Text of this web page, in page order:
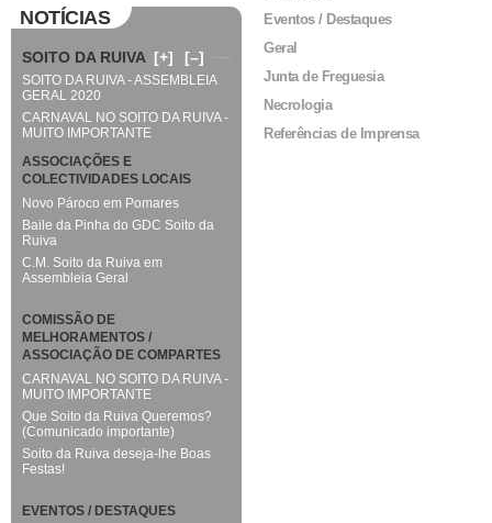
Eventos / Destaques
Geral
Junta de Freguesia
Necrologia
Referências de Imprensa
NOTÍCIAS
SOITO DA RUIVA [+] [–]
SOITO DA RUIVA - ASSEMBLEIA
GERAL 2020
CARNAVAL NO SOITO DA RUIVA -
MUITO IMPORTANTE
ASSOCIAÇÕES E
COLECTIVIDADES LOCAIS
Novo Pároco em Pomares
Baile da Pinha do GDC Soito da
Ruiva
C.M. Soito da Ruiva em
Assembleia Geral
COMISSÃO DE
MELHORAMENTOS /
ASSOCIAÇÃO DE COMPARTES
CARNAVAL NO SOITO DA RUIVA -
MUITO IMPORTANTE
Que Soito da Ruiva Queremos?
(Comunicado importante)
Soito da Ruiva deseja-lhe Boas
Festas!
EVENTOS / DESTAQUES